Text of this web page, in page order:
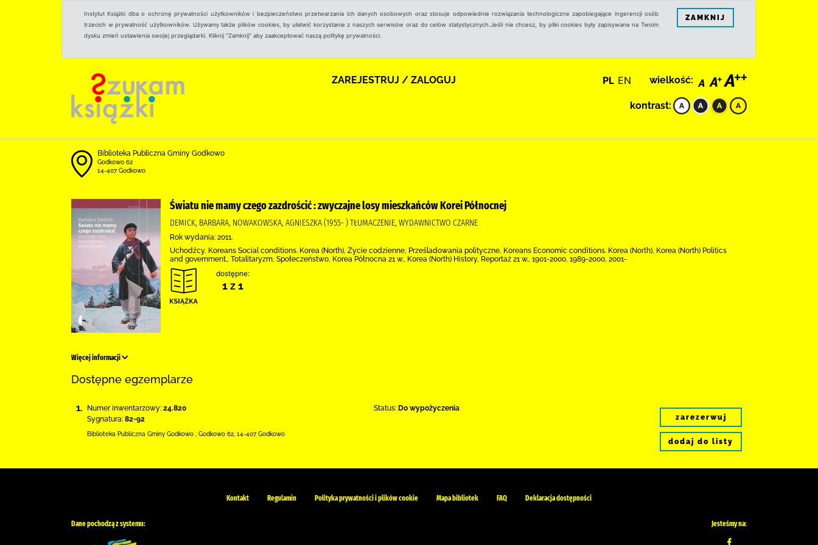
Instytut Książki dba o ochronę prywatności użytkowników i bezpieczeństwo przetwarzania ich danych osobowych oraz stosuje odpowiednie rozwiązania technologiczne zapobiegające ingerencji osób
trzecich w prywatność użytkowników. Używamy także plików cookies, by ułatwić korzystanie z naszych serwisów oraz do celów statystycznych.Jeśli nie chcesz, by pliki cookies były zapisywane na Twoim
dysku zmień ustawienia swojej przeglądarki. Kliknij "Zamknij" aby zaakceptować naszą politykę prywatności.
ZAMKNIJ
ZAREJESTRUJ / ZALOGUJ PL EN wielkość:
kontrast:
Biblioteka Publiczna Gminy Godkowo
Godkowo 62
14-407 Godkowo
Światu nie mamy czego zazdrościć : zwyczajne losy mieszkańców Korei Północnej
DEMICK, BARBARA, NOWAKOWSKA, AGNIESZKA (1955- ) TŁUMACZENIE, WYDAWNICTWO CZARNE
Rok wydania: 2011.
Uchodźcy, Koreans Social conditions. Korea (North), Życie codzienne, Prześladowania polityczne, Koreans Economic conditions. Korea (North), Korea (North) Politics
and government., Totalitaryzm, Społeczeństwo, Korea Północna 21 w., Korea (North) History, Reportaż 21 w., 1901-2000, 1989-2000, 2001-
dostępne:
1 z 1
Więcej informacji
Dostępne egzemplarze
1. Numer inwentarzowy: 24.820
Sygnatura: 82-92
Status: Do wypożyczenia
Biblioteka Publiczna Gminy Godkowo Godkowo 62 14-407 Godkowo
zarezerwuj
dodaj do listy
Kontakt Regulamin Polityka prywatności i plików cookie Mapa bibliotek FAQ Deklaracja dostępności
Dane pochodzą z systemu: Jesteśmy na: